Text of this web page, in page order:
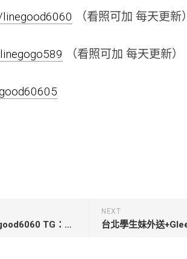
（看照可加 每天更新）
（看照可加 每天更新）
NEXT
彰化約小姐服務+Gleezy：good6060 TG：good6060【可婉】160cm 46kg C 23歲嬌嫩柔軟的酥胸 好揉好摸